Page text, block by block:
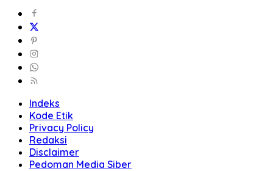
Indeks
Kode Etik
Privacy Policy
Redaksi
Disclaimer
Pedoman Media Siber